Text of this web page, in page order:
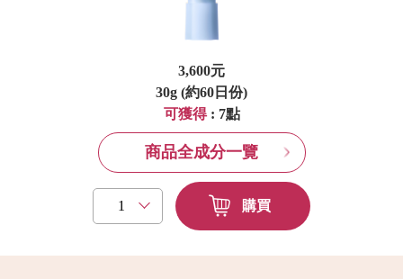
3,600元
30g (約60日份)
可獲得: 7點
商品全成分一覽
購買